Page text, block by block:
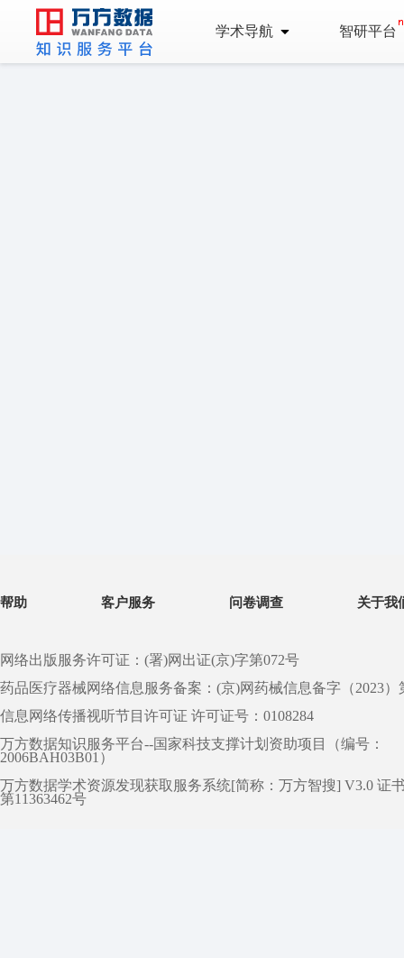
学术导航 智研平台
帮助 客户服务 问卷调查 关于我
网络出版服务许可证：(署)网出证(京)字第072号
药品医疗器械网络信息服务备案：(京)网药械信息备字（2023）
信息网络传播视听节目许可证 许可证号：0108284
万方数据知识服务平台--国家科技支撑计划资助项目（编号：
2006BAH03B01）
万方数据学术资源发现获取服务系统[简称：万方智搜] V3.0 证
第11363462号